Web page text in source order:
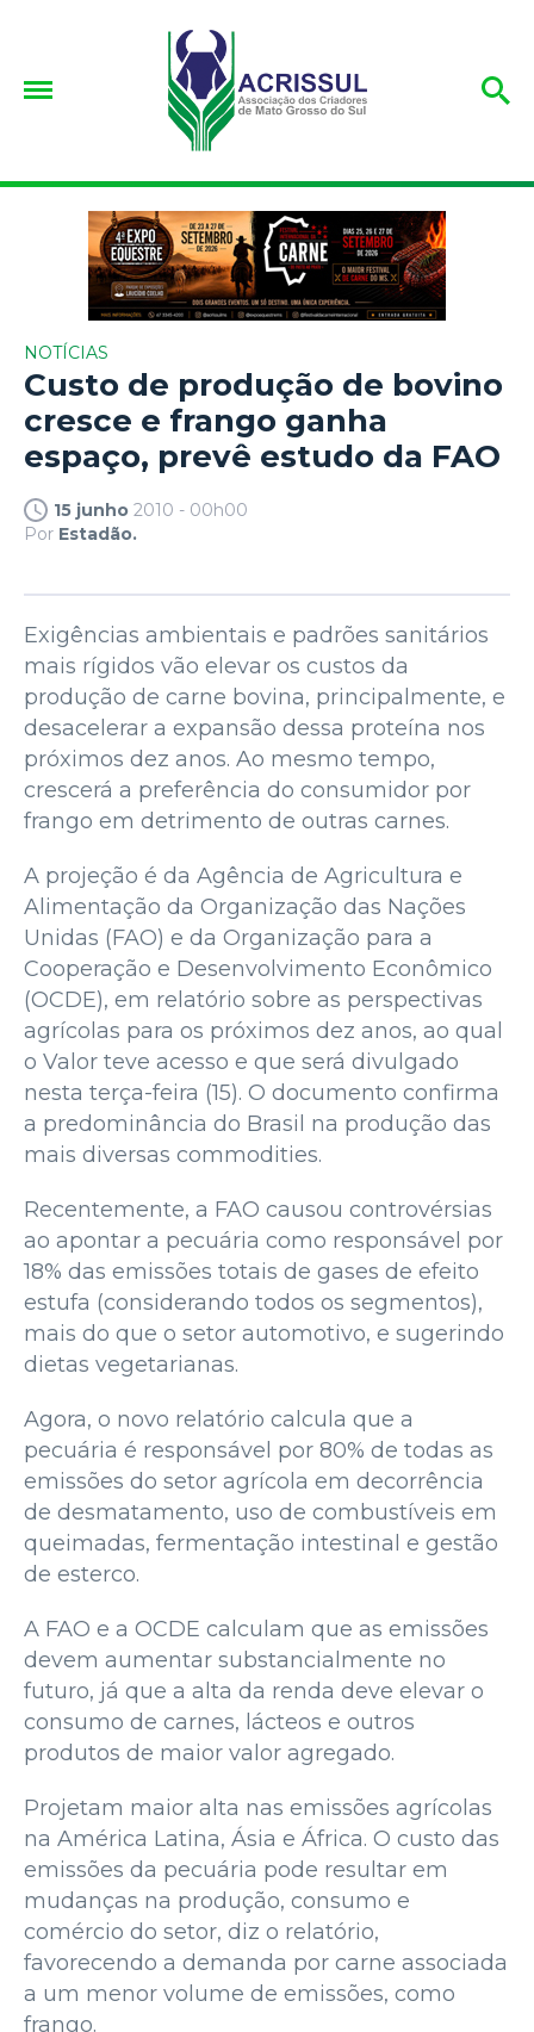
NOTÍCIAS
Custo de produção de bovino
cresce e frango ganha
espaço, prevê estudo da FAO
15 junho 2010 - 00h00
Por Estadão.
Exigências ambientais e padrões sanitários
mais rígidos vão elevar os custos da
produção de carne bovina, principalmente, e
desacelerar a expansão dessa proteína nos
próximos dez anos. Ao mesmo tempo,
crescerá a preferência do consumidor por
frango em detrimento de outras carnes.
A projeção é da Agência de Agricultura e
Alimentação da Organização das Nações
Unidas (FAO) e da Organização para a
Cooperação e Desenvolvimento Econômico
(OCDE), em relatório sobre as perspectivas
agrícolas para os próximos dez anos, ao qual
o Valor teve acesso e que será divulgado
nesta terça-feira (15). O documento confirma
a predominância do Brasil na produção das
mais diversas commodities.
Recentemente, a FAO causou controvérsias
ao apontar a pecuária como responsável por
18% das emissões totais de gases de efeito
estufa (considerando todos os segmentos),
mais do que o setor automotivo, e sugerindo
dietas vegetarianas.
Agora, o novo relatório calcula que a
pecuária é responsável por 80% de todas as
emissões do setor agrícola em decorrência
de desmatamento, uso de combustíveis em
queimadas, fermentação intestinal e gestão
de esterco.
A FAO e a OCDE calculam que as emissões
devem aumentar substancialmente no
futuro, já que a alta da renda deve elevar o
consumo de carnes, lácteos e outros
produtos de maior valor agregado.
Projetam maior alta nas emissões agrícolas
na América Latina, Ásia e África. O custo das
emissões da pecuária pode resultar em
mudanças na produção, consumo e
comércio do setor, diz o relatório,
favorecendo a demanda por carne associada
a um menor volume de emissões, como
frango.